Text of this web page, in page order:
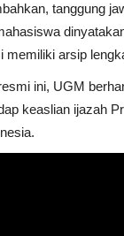
tanggung
memiliki arsip
ini, UGM
keaslian ijazah